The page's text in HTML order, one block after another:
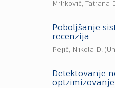
Miljković, Tatjana
Poboljšanje
recenzija
Pejić, Nikola D. (
Detektovanje